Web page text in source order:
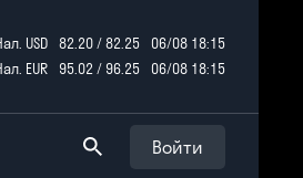
USD 82.20 / 82.25
06/08 18:15
EUR
95.02 / 96.25 06/08 18:15
Войти